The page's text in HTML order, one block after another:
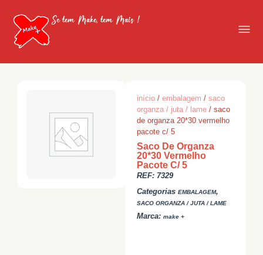
Se tem Make, tem Mais !
início /embalagem /saco
organza / juta / lame / saco
de organza 20*30 vermelho
pacote c/ 5
Saco De Organza
20*30 Vermelho
Pacote C/ 5
REF: 7329
Categorias EMBALAGEM,
SACO ORGANZA / JUTA / LAME
Marca:make +